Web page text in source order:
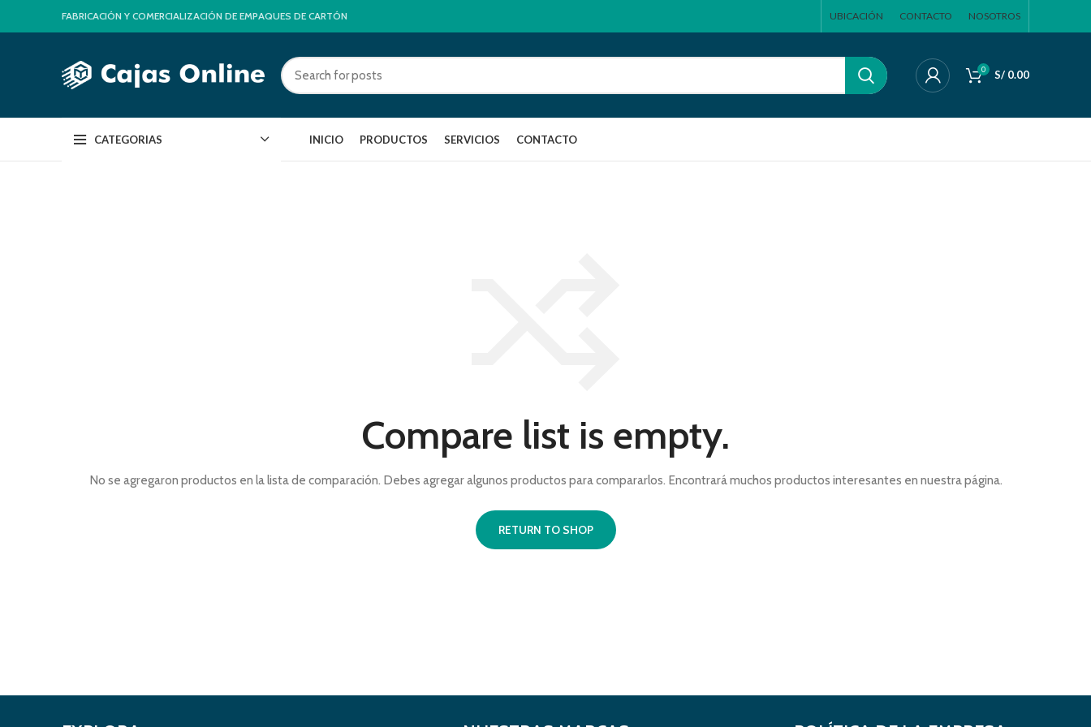
FABRICACIÓN Y COMERCIALIZACIÓN DE EMPAQUES DE CARTÓN UBICACIÓN CONTACTO NOSOTROS
0 S/ 0.00
CATEGORIAS INICIO PRODUCTOS SERVICIOS CONTACTO
Compare list is empty.
No se agregaron productos en la lista de comparación. Debes agregar algunos productos para compararlos. Encontrará muchos productos interesantes en nuestra página.
RETURN TO SHOP